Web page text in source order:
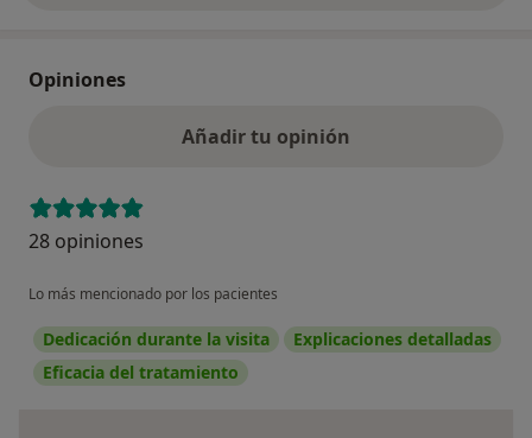
Opiniones
Añadir tu opinión
28 opiniones
Lo más mencionado por los pacientes
Dedicación durante la visita
Explicaciones detalladas
Eficacia del tratamiento